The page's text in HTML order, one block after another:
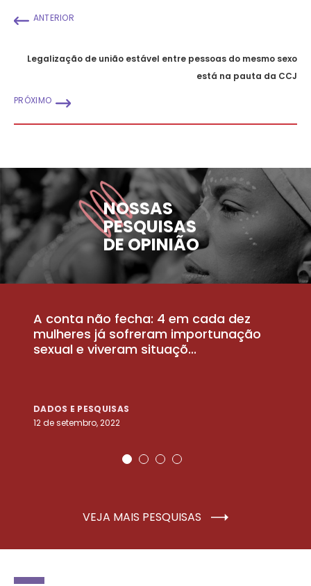
ANTERIOR
Legalização de união estável entre pessoas do mesmo sexo
está na pauta da CCJ
PRÓXIMO
NOSSAS
PESQUISAS
DE OPINIÃO
A conta não fecha: 4 em cada dez
mulheres já sofreram importunação
sexual e viveram situaçõ...
DADOS E PESQUISAS
12 de setembro, 2022
VEJA MAIS PESQUISAS